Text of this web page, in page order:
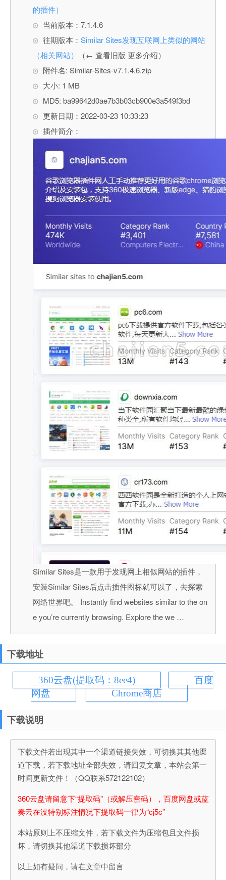
的插件）
当前版本：7.1.4.6
往期版本： Similar Sites发现互联网上类似的网站
（相关网站）
（← 查看旧版 更多介绍）
附件名: Similar-Sites-v7.1.4.6.zip
大小: 1 MB
MD5: ba99642d0ae7b3b03cb900e3a549f3bd
更新日期：2022-03-23 10:33:23
插件简介：
Similar Sites是一款用于发现网上相似网站的插件，
安装Similar Sites后点击插件图标就可以了，去探索
网络世界吧。 Instantly find websites similar to the on
e you’re currently browsing. Explore the we …
下载地址
360云盘(提取码：8ee4)
百度
网盘
Chrome商店
下载说明
下载文件若出现其中一个渠道链接失效，可切换其其他渠
道下载，若下载地址全部失效，请回复文章，本站会第一
时间更新文件！（QQ联系572122102）
360云盘请留意下“提取码”（或解压密码），百度网盘或蓝
奏云在没特别标注情况下提取码一律为“cj5c”
本站原则上不压缩文件，若下载文件为压缩包且文件损
坏，请切换其他渠道下载损坏部分
以上如有疑问，请在文章中留言